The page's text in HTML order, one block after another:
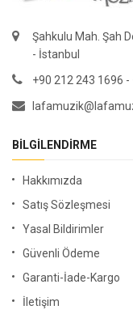
Şahkulu Mah. Şah
- İstanbul
+90 212 243 1696
BILGILENDIRME
Hakkımızda
Satış Sözleşmesi
Yasal Bildirimler
Güvenli Ödeme
Garanti-İade-Kargo
İletişim